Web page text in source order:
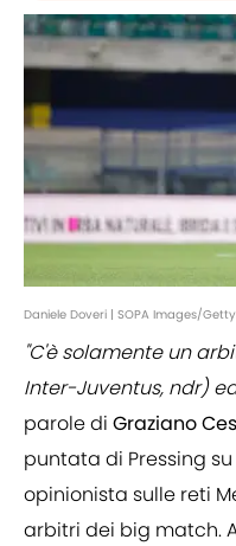
Daniele Doveri | SOPA Images/
"C'è solamente un
Inter-Juventus, ndr)
parole di Graziano
puntata di Pressing
opinionista sulle reti
arbitri dei big match.